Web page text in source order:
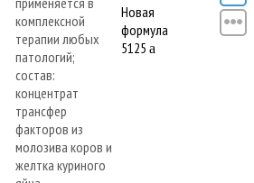
Новая
формула
5125 a